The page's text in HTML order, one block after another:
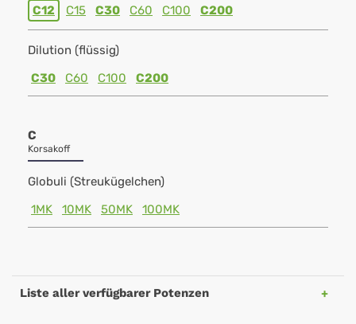
C12 C15 C30 C60 C100 C200
Dilution (flüssig)
C30
C60 C100 C200
C
Korsakoff
Globuli (Streukügelchen)
1MK
10MK 50MK 100MK
Liste aller verfügbarer Potenzen